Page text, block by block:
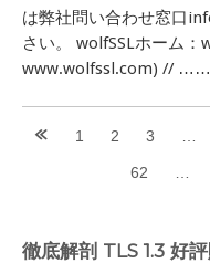
は弊社問い合わせ窓口
さい。 wolfSSLホーム：
www.wolfssl.com) // ……
Posts
navigation
1 2 3
62
徹底解剖 TLS 1.3 好